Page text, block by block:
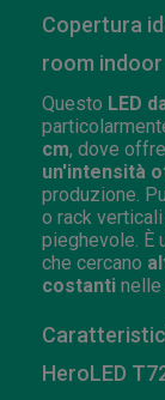
Copertura
room indoor
Questo LED
cm, dove
un'intensità
produzione.
o rack
pieghevole. È
che cercano
costanti nelle
HeroLED